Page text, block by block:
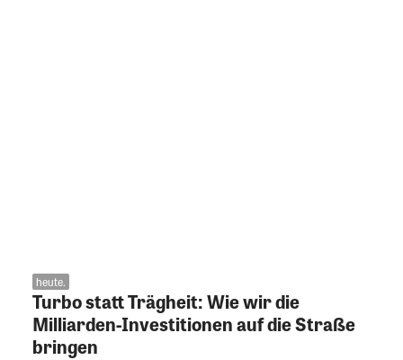
heute.
Turbo statt Trägheit: Wie wir die
Milliarden-Investitionen auf die Straße
bringen